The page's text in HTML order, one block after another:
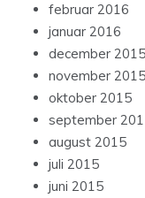
februar 2016
januar 2016
december 2015
november 2015
oktober 2015
september
august 2015
juli 2015
juni 2015